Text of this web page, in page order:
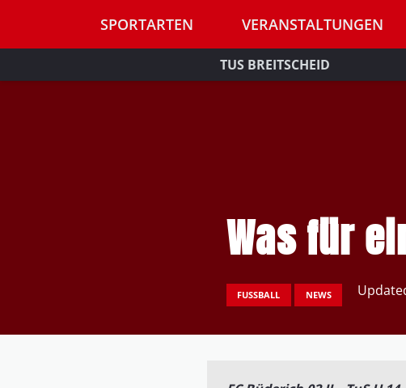
SPORTARTEN VERANSTALTUNGEN
TUS BREITSCHEID
Was für
FUSSBALL NEWS